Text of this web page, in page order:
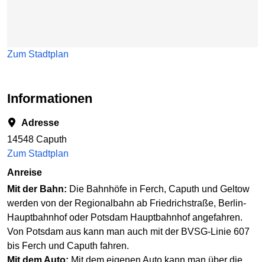
Zum Stadtplan
Informationen
Adresse
14548 Caputh
Zum Stadtplan
Anreise
Mit der Bahn: Die Bahnhöfe in Ferch, Caputh und Geltow
werden von der Regionalbahn ab Friedrichstraße, Berlin-
Hauptbahnhof oder Potsdam Hauptbahnhof angefahren.
Von Potsdam aus kann man auch mit der BVSG-Linie 607
bis Ferch und Caputh fahren.